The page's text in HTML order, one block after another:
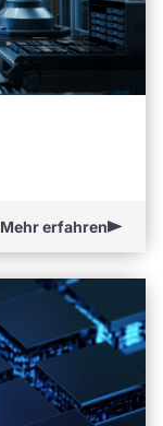
Mehr erfahren